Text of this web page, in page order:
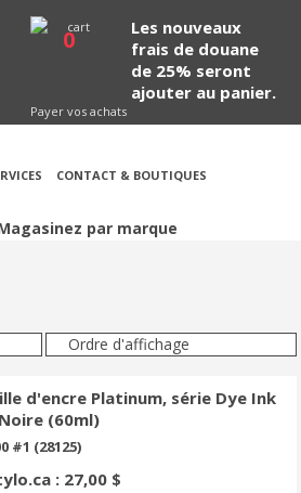
Payer vos achats
0
Les nouveaux
frais de douane
de 25% seront
ajouter au panier.
CONTACT & BOUTIQUES
par marque
Ordre d'affichage
d'encre Platinum, série Dye Ink
(60ml)
#1 (28125)
: 27,00 $